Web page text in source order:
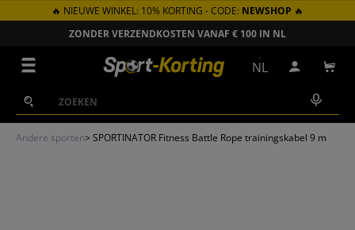
GA NAAR INHOUD
🔥 NIEUWE WINKEL: 10% KORTING - CODE: NEWSHOP 🔥
ZONDER VERZENDKOSTEN VANAF € 100 IN NL
Zoeken
Zoeken
NL Inloggen
Andere sporten> SPORTINATOR Fitness Battle Rope trainingskabel 9 m